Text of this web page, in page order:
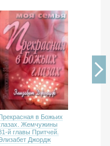
в Божьих
Жемчужины
й главы Притчей.
Джордж